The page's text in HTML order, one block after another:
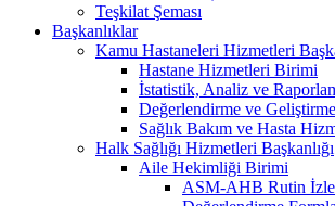
Teşkilat Şeması
Başkanlıklar
Kamu Hastaneleri Hizmetleri
Hastane Hizmetleri Birimi
İstatistik, Analiz ve
Değerlendirme ve
Sağlık Bakım ve Hasta
Halk Sağlığı Hizmetleri Başkanlığı
Aile Hekimliği Birimi
ASM-AHB Rutin